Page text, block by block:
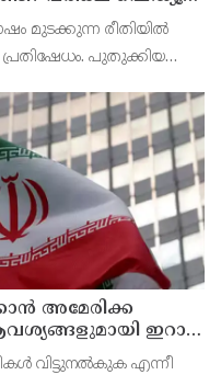
മുടക്കുന്ന രീതിയില്‍
പ്രതിഷേധം. പുതുക്കിയ
അമേരിക്ക
ഇറാന്‍
വിട്ടുനല്‍കുക എന്നീ